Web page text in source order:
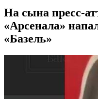
На сына пресс-
«Арсенала»
«Базель»